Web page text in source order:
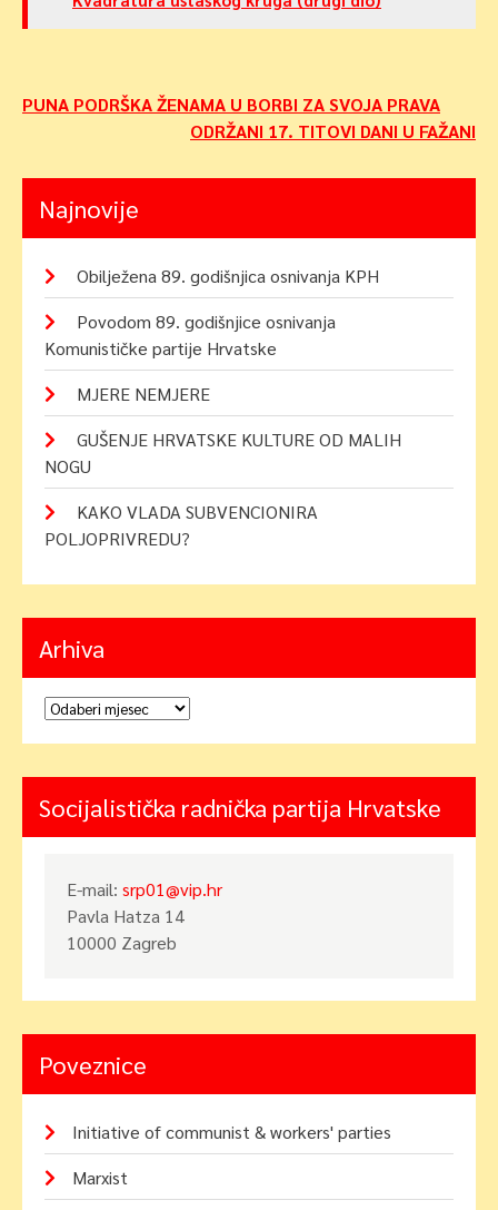
Navigacija
PUNA PODRŠKA ŽENAMA U BORBI ZA SVOJA PRAVA
ODRŽANI 17. TITOVI DANI U FAŽANI
Najnovije
Obilježena 89. godišnjica osnivanja KPH
Povodom 89. godišnjice osnivanja
Komunističke partije Hrvatske
MJERE NEMJERE
GUŠENJE HRVATSKE KULTURE OD MALIH
NOGU
KAKO VLADA SUBVENCIONIRA
POLJOPRIVREDU?
Arhiva
Arhiva
Socijalistička radnička partija Hrvatske
E-mail: srp01@vip.hr
Pavla Hatza 14
10000 Zagreb
Poveznice
Initiative of communist & workers' parties
Marxist